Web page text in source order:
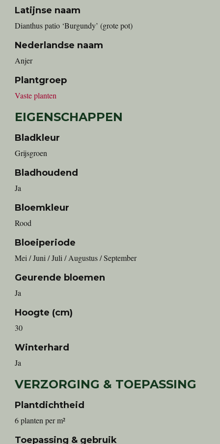
Latijnse naam
Dianthus patio ‘Burgundy’ (grote pot)
Nederlandse naam
anjer
Plantgroep
Vaste planten
EIGENSCHAPPEN
Bladkleur
Grijsgroen
Bladhoudend
Ja
Bloemkleur
Rood
Bloeiperiode
Mei / Juni / Juli / Augustus / September
Geurende bloemen
Ja
Hoogte (cm)
30
Winterhard
Ja
VERZORGING & TOEPASSING
Plantdichtheid
6 planten per m²
Toepassing & gebruik